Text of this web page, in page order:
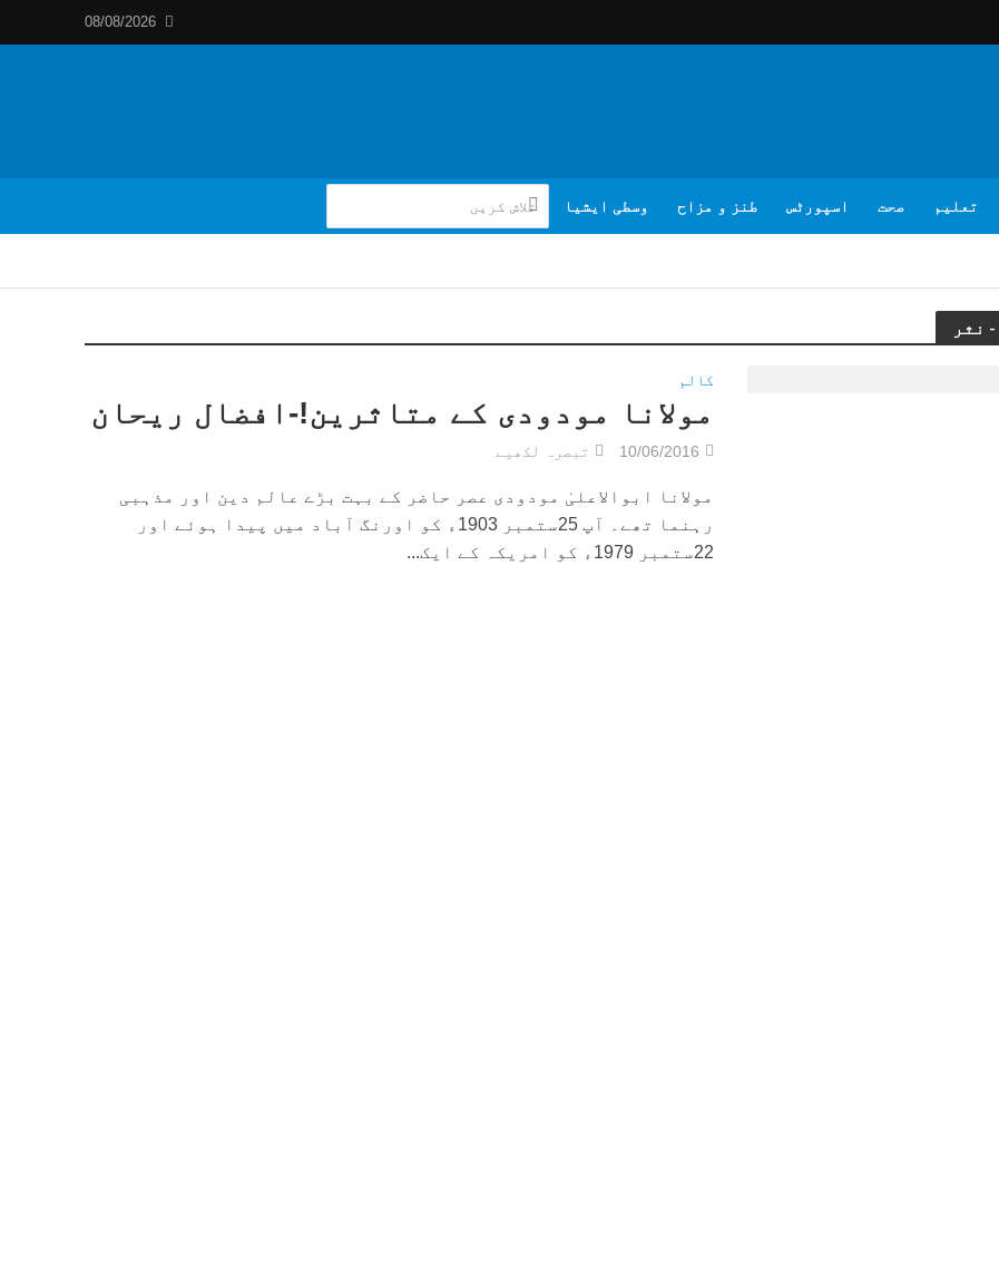
08/08/2026
تعلیم صحت اسپورٹس طنز و مزاح وسطی ایشیا
کالم
مولانا مودودی کے متاثرین!-افضال ریحان
10/06/2016 تبصرہ لکھیے
مولانا ابوالاعلیٰ مودودی عصر حاضر کے بہت بڑے عالم دین اور مذہبی
رہنما تھے۔ آپ 25ستمبر 1903ء کو اورنگ آباد میں پیدا ہوئے اور
22ستمبر 1979ء کو امریکہ کے ایک...